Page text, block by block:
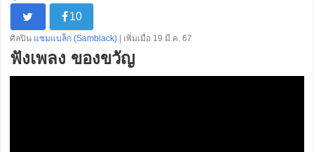
10
ศิลปิน แซมแบล็ก (Samblack) | เพิ่มเมื่อ 19 มี.ค. 67
ฟังเพลง ของขวัญ